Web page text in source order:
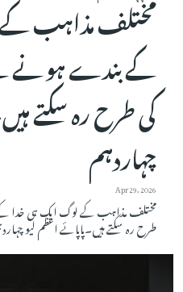
مختلف مذاہب
کے بندے ہونے
کی طرح رہ سکتے
چہاردہم
Apr 29, 2026
مختلف مذاہب کے لوگ ایک ہی خدا
طرح رہ سکتے ہیں۔پاپائے اعظم لیو